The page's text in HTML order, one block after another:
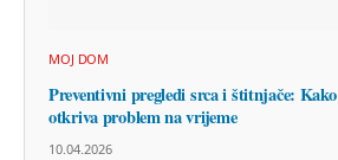
MOJ DOM
Preventivni pregledi srca i štitnjače:
otkriva problem na vrijeme
10.04.2026